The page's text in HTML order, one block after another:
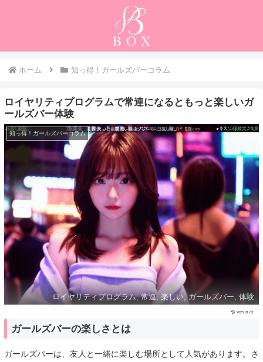
ホーム 知っ得！ガールズバーコラム
ロイヤリティプログラムで常連になるともっと楽しいガ
ールズバー体験
知っ得！ガールズバーコラム
ロイヤリティプログラム, 常連, 楽しい, ガールズバー, 体験
2025.01.03
ガールズバーの楽しさとは
ガールズバーは、友人と一緒に楽しむ場所として人気があります。さ